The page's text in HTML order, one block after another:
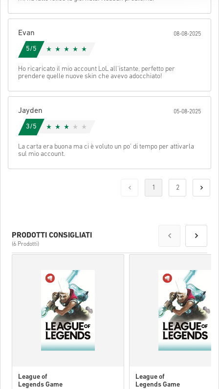
Guarda la guida rapida sopra oppure segui i passaggi qui sotto 👇
• Inserisci il tuo indirizzo email
• Seleziona il metodo di pagamento preferito
al tuo codice.
Per alcuni prodotti è possibile ricevere più di un codice.
Cancella
Evan 08-08-2025
5/5
Ho ricaricato il mio account LoL all'istante, perfetto per
prendere quelle nuove skin che avevo adocchiato!
Jayden 05-08-2025
3/5
La carta era buona ma ci è voluto un po' di tempo per attivarla
sul mio account.
1 2
PRODOTTI CONSIGLIATI
(6 Prodotti)
League of
Legends Game
League of
Legends Game